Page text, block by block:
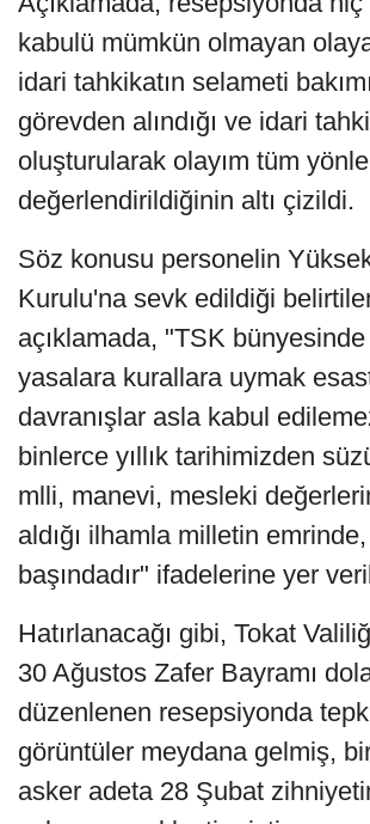
kabulü mümkün olmayan
idari tahkikatın selameti
görevden alındığı ve idari
oluşturularak olayım tüm
değerlendirildiğinin altı çizildi.
Söz konusu personelin
Kurulu'na sevk edildiği
açıklamada, "TSK
yasalara kurallara uymak
davranışlar asla kabul
binlerce yıllık tarihimizden
mlli, manevi, mesleki
aldığı ilhamla milletin
başındadır" ifadelerine yer
Hatırlanacağı gibi, Tokat
30 Ağustos Zafer Bayramı
düzenlenen resepsiyonda
görüntüler meydana gelmiş,
asker adeta 28 Şubat